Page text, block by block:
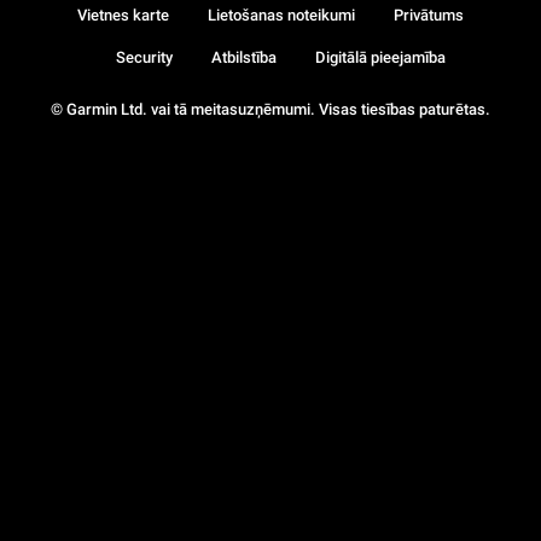
© Garmin Ltd. vai tā meitasuzņēmumi. Visas tiesības paturētas.
Vietnes karte Lietošanas noteikumi Privātums
Security Atbilstība Digitālā pieejamība